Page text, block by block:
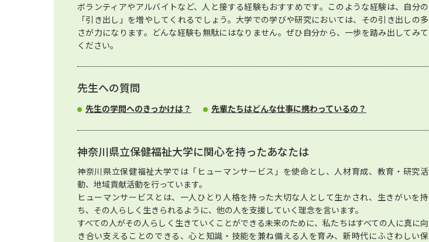
ボランティアやアルバイトなど、人と接する経験もおすすめです。このような経験は、自分の
「引き出し」を増やしてくれるでしょう。大学での学びや研究においては、その引き出しの多
さが力になります。どんな経験も無駄にはなりません。ぜひ自分から、一歩を踏み出してみて
ください。
先生への質問
先生の学問へのきっかけは？ 先輩たちはどんな仕事に携わっているの？
神奈川県立保健福祉大学に関心を持ったあなたは
神奈川県立保健福祉大学では「ヒューマンサービス」を使命とし、人材育成、教育・研究活
動、地域貢献活動を行っています。
ヒューマンサービスとは、一人ひとり人格を持った大切な人として生かされ、生きがいを持
ち、その人らしく生きられるように、他の人を支援していく理念を言います。
すべての人がその人らしく生きていくことができる未来のために、私たちはすべての人に真に向
き合い支えることのできる、心と知識・技能を兼ね備える人を育み、新時代にふさわしい保